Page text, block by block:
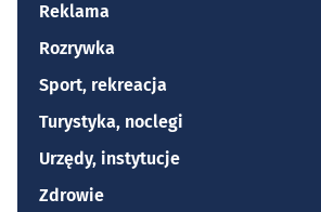
Reklama
Rozrywka
Sport, rekreacja
Turystyka, noclegi
Urzędy, instytucje
Zdrowie